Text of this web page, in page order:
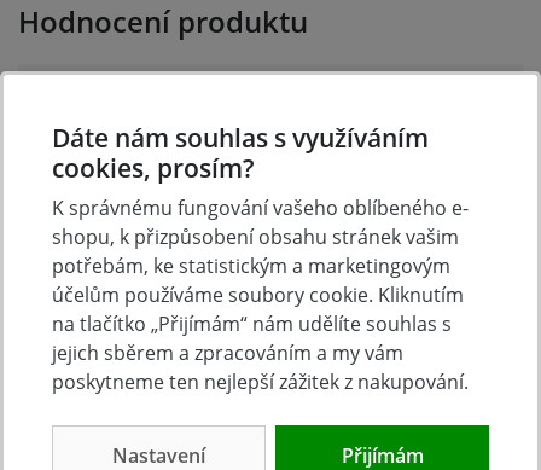
Hodnocení produktu
dalším nakupujícím.
Hodnoťte.
Přidat vlastní hodnocení
Dáte nám souhlas s využíváním
cookies, prosím?
K správnému fungování vašeho oblíbeného e-
shopu, k přizpůsobení obsahu stránek vašim
potřebám, ke statistickým a marketingovým
účelům používáme soubory cookie. Kliknutím
na tlačítko „Přijímám“ nám udělíte souhlas s
jejich sběrem a zpracováním a my vám
poskytneme ten nejlepší zážitek z nakupování.
Nastavení Přijímám